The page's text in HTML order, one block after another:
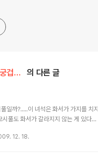
들꽃공부방/궁겁지롱 의 다른 글
일까?.....이 녀석은 화서가 가지를 치지
시풀도 화서가 갈라지지 않는 게 있다고
봐야겠다 거북꼬리 : http://blog.daum.
12. 18.